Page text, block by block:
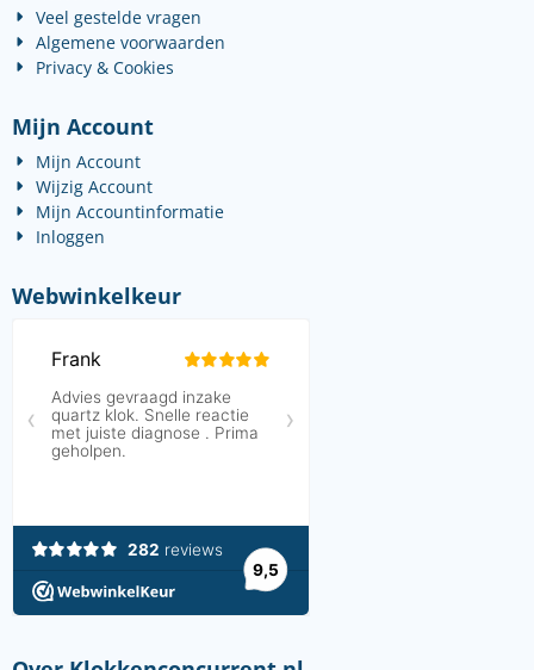
Veel gestelde vragen
Algemene voorwaarden
Privacy & Cookies
Mijn Account
Mijn Account
Wijzig Account
Mijn Accountinformatie
Inloggen
Webwinkelkeur